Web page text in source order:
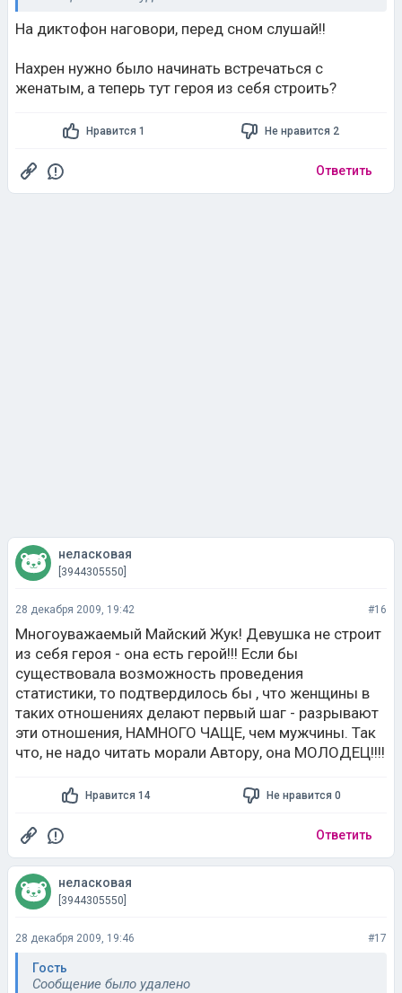
На диктофон наговори, перед сном слушай!!
Нахрен нужно было начинать встречаться с
женатым, а теперь тут героя из себя строить?
Нравится 1 Не нравится 2
Ответить
неласковая
[3944305550]
28 декабря 2009, 19:42 #16
Многоуважаемый Майский Жук! Девушка не строит
из себя героя - она есть герой!!! Если бы
существовала возможность проведения
статистики, то подтвердилось бы , что женщины в
таких отношениях делают первый шаг - разрывают
эти отношения, НАМНОГО ЧАЩЕ, чем мужчины. Так
что, не надо читать морали Автору, она МОЛОДЕЦ!!!!
Нравится 14 Не нравится 0
Ответить
неласковая
[3944305550]
28 декабря 2009, 19:46 #17
Гость
Сообщение было удалено